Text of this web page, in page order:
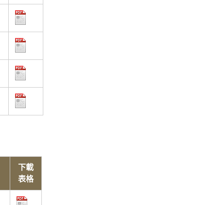
下載
表格